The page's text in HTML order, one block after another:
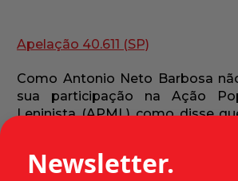
Apelação 40.611 (SP)
Como Antonio Neto Barbosa
sua participação na Ação
Leninista (APML) como disse
condenou a 3 anos de prisão.
Newsletter.